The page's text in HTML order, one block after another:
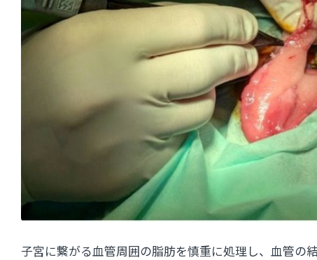
子宮に繋がる血管周囲の脂肪を慎重に処理し、血管の